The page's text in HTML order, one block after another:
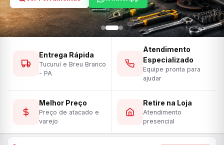
Entrega Rápida
Tucuruí e Breu Branco
- PA
Atendimento
Especializado
Equipe pronta para
ajudar
Melhor Preço
Preço de atacado e
varejo
Retire na Loja
Atendimento
presencial